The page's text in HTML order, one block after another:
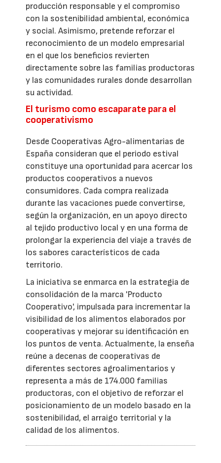
producción responsable y el compromiso
con la sostenibilidad ambiental, económica
y social. Asimismo, pretende reforzar el
reconocimiento de un modelo empresarial
en el que los beneficios revierten
directamente sobre las familias productoras
y las comunidades rurales donde desarrollan
su actividad.
El turismo como escaparate para el
cooperativismo
Desde Cooperativas Agro-alimentarias de
España consideran que el periodo estival
constituye una oportunidad para acercar los
productos cooperativos a nuevos
consumidores. Cada compra realizada
durante las vacaciones puede convertirse,
según la organización, en un apoyo directo
al tejido productivo local y en una forma de
prolongar la experiencia del viaje a través de
los sabores característicos de cada
territorio.
La iniciativa se enmarca en la estrategia de
consolidación de la marca 'Producto
Cooperativo', impulsada para incrementar la
visibilidad de los alimentos elaborados por
cooperativas y mejorar su identificación en
los puntos de venta. Actualmente, la enseña
reúne a decenas de cooperativas de
diferentes sectores agroalimentarios y
representa a más de 174.000 familias
productoras, con el objetivo de reforzar el
posicionamiento de un modelo basado en la
sostenibilidad, el arraigo territorial y la
calidad de los alimentos.